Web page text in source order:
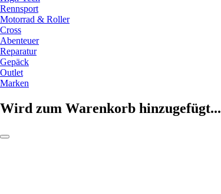
Rennsport
Motorrad & Roller
Cross
Abenteuer
Reparatur
Gepäck
Outlet
Marken
Wird zum Warenkorb hinzugefügt...